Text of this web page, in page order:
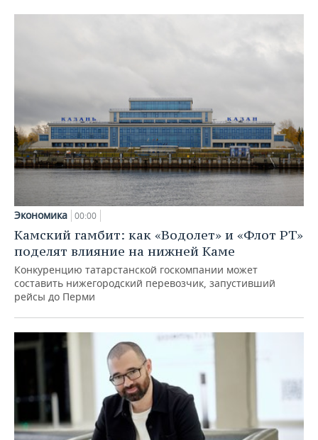
Экономика 00:00
Камский гамбит: как «Водолет» и «Флот РТ»
поделят влияние на нижней Каме
Конкуренцию татарстанской госкомпании может
составить нижегородский перевозчик, запустивший
рейсы до Перми